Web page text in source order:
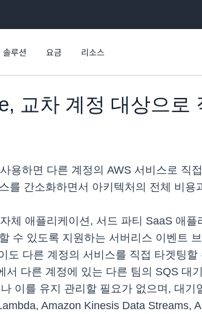
솔루션 요금 리소스
교차 계정 대상으로
용하면 다른 계정의 AWS 서비스로
를 간소화하면서 아키텍처의 전체 비용
체 애플리케이션, 서드 파티 SaaS 애
수 있도록 지원하는 서버리스 이벤트
도 다른 계정의 서비스를 직접 타겟팅
서 다른 계정에 있는 다른 팀의 SQS 대
이를 유지 관리할 필요가 없으며, 대
Amazon Kinesis Data Streams,